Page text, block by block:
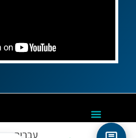
עברית